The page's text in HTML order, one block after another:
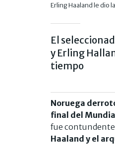
Erling Haaland le dio
El
y Erling
tiempo
Noruega
final del
fue
Haaland y el